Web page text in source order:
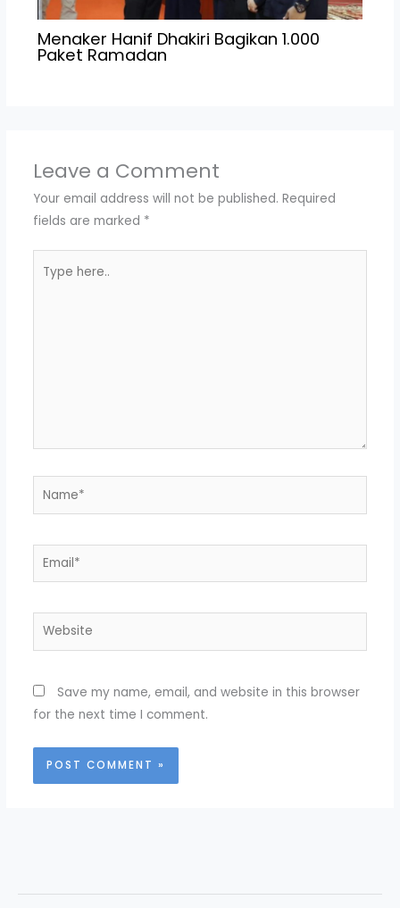
Menaker Hanif Dhakiri Bagikan 1.000
Paket Ramadan
Leave a Comment
Your email address will not be published. Required
fields are marked *
here..
Name*
Email*
Website
Save my name, email, and website in this browser
for the next time I comment.